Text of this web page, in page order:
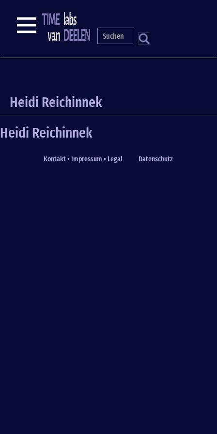
content
S
NAVIGATION
Heidi Reichinnek
Heidi Reichinnek
Fußzeile
Kontakt • Impressum • Legal Datenschutz